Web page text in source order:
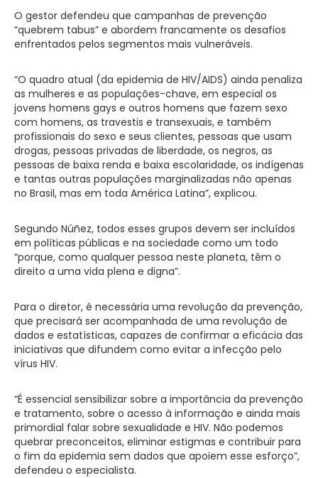
O gestor defendeu que campanhas de prevenção
“quebrem tabus” e abordem francamente os desafios
enfrentados pelos segmentos mais vulneráveis.
“O quadro atual (da epidemia de HIV/AIDS) ainda penaliza
as mulheres e as populações-chave, em especial os
jovens homens gays e outros homens que fazem sexo
com homens, as travestis e transexuais, e também
profissionais do sexo e seus clientes, pessoas que usam
drogas, pessoas privadas de liberdade, os negros, as
pessoas de baixa renda e baixa escolaridade, os indígenas
e tantas outras populações marginalizadas não apenas
no Brasil, mas em toda América Latina”, explicou.
Segundo Núñez, todos esses grupos devem ser incluídos
em políticas públicas e na sociedade como um todo
“porque, como qualquer pessoa neste planeta, têm o
direito a uma vida plena e digna”.
Para o diretor, é necessária uma revolução da prevenção,
que precisará ser acompanhada de uma revolução de
dados e estatísticas, capazes de confirmar a eficácia das
iniciativas que difundem como evitar a infecção pelo
vírus HIV.
“É essencial sensibilizar sobre a importância da prevenção
e tratamento, sobre o acesso à informação e ainda mais
primordial falar sobre sexualidade e HIV. Não podemos
quebrar preconceitos, eliminar estigmas e contribuir para
o fim da epidemia sem dados que apoiem esse esforço”,
defendeu o especialista.